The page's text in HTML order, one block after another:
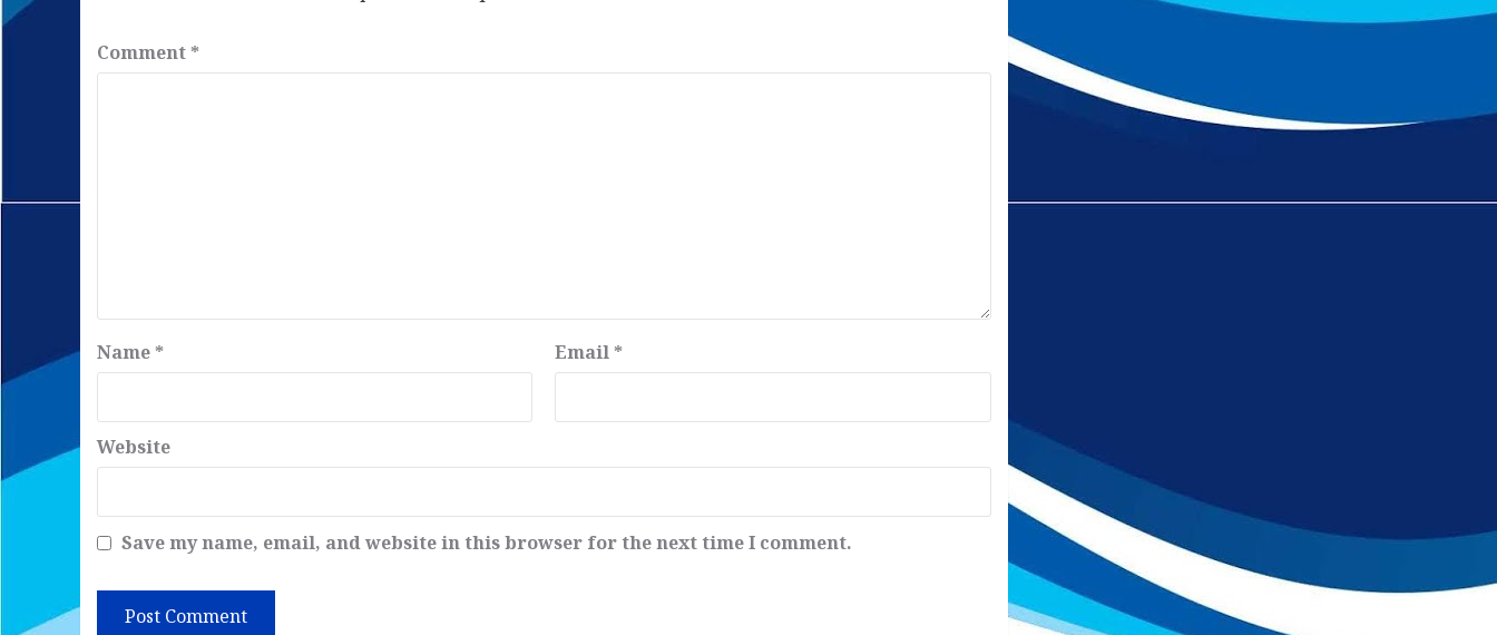
Comment *
Name * Email *
Website
Save my name, email, and website in this browser for the next time I comment.